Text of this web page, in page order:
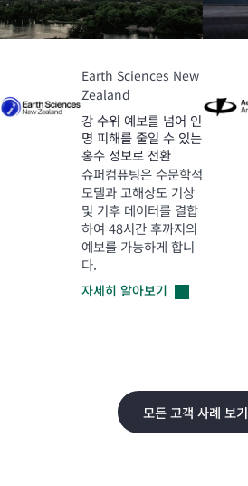
Earth Sciences New
Zealand
강 수위 예보를 넘어 인
명 피해를 줄일 수 있는
홍수 정보로 전환
슈퍼컴퓨팅은 수문학적
모델과 고해상도 기상
및 기후 데이터를 결합
하여 48시간 후까지의
예보를 가능하게 합니
다.
자세히 알아보기
모든 고객 사례 보기